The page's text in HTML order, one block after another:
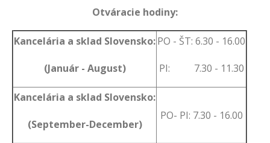
Otváracie hodiny:
Kancelária a sklad Slovensko:
(Január - August)
PO - ŠT: 6.30 - 16.00
PI: 7.30 - 11.30
Kancelária a sklad Slovensko:
(September-December)
PO- PI: 7.30 - 16.00